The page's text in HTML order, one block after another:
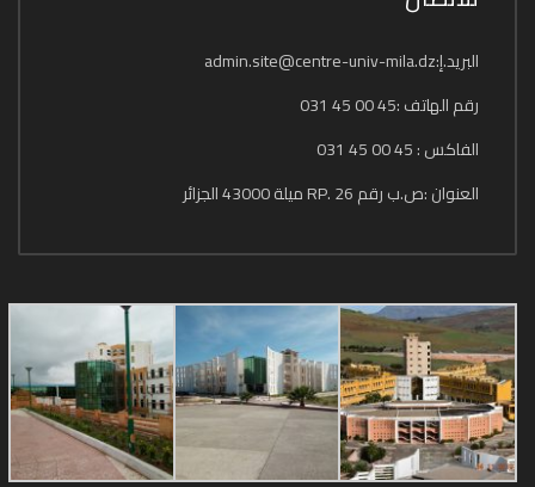
البريد.إ:admin.site@centre-univ-mila.dz
رقم الهاتف :45 00 45 031
الفاكس : 45 00 45 031
العنوان :ص.ب رقم 26 .RP ميلة 43000 الجزائر